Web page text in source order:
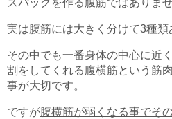
スパックを作る腹筋ではありませ
実は腹筋には大きく分けて3種類
その中でも一番身体の中心に近
割をしてくれる腹横筋という筋
事が大切です。
ですが腹横筋が弱くなる事でそ